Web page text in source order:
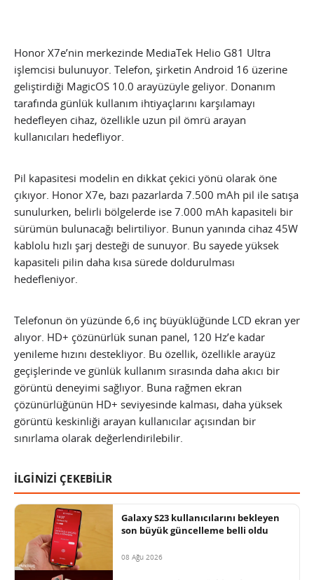
Honor X7e’nin merkezinde MediaTek Helio G81 Ultra
işlemcisi bulunuyor. Telefon, şirketin Android 16 üzerine
geliştirdiği MagicOS 10.0 arayüzüyle geliyor. Donanım
tarafında günlük kullanım ihtiyaçlarını karşılamayı
hedefleyen cihaz, özellikle uzun pil ömrü arayan
kullanıcıları hedefliyor.
Pil kapasitesi modelin en dikkat çekici yönü olarak öne
çıkıyor. Honor X7e, bazı pazarlarda 7.500 mAh pil ile satışa
sunulurken, belirli bölgelerde ise 7.000 mAh kapasiteli bir
sürümün bulunacağı belirtiliyor. Bunun yanında cihaz 45W
kablolu hızlı şarj desteği de sunuyor. Bu sayede yüksek
kapasiteli pilin daha kısa sürede doldurulması
hedefleniyor.
Telefonun ön yüzünde 6,6 inç büyüklüğünde LCD ekran yer
alıyor. HD+ çözünürlük sunan panel, 120 Hz’e kadar
yenileme hızını destekliyor. Bu özellik, özellikle arayüz
geçişlerinde ve günlük kullanım sırasında daha akıcı bir
görüntü deneyimi sağlıyor. Buna rağmen ekran
çözünürlüğünün HD+ seviyesinde kalması, daha yüksek
görüntü keskinliği arayan kullanıcılar açısından bir
sınırlama olarak değerlendirilebilir.
İLGİNİZİ ÇEKEBİLİR
Galaxy S23 kullanıcılarını bekleyen
son büyük güncelleme belli oldu
08 Ağu 2026